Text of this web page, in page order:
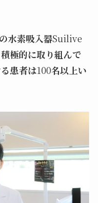
水素吸入器Suilive
極的に取り組んで
患者は100名以上い